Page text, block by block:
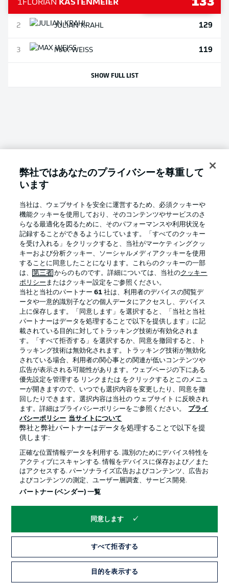
1FLORIAN KASTENMEIER
2 JULIANKRAHL 129
3 MAXWEISS 119
SHOW FULL LIST
弊社ではあなたのプライバシーを尊重して
います
当社は、ウェブサイトを安全に運営するため、必須クッキーや
機能クッキーを使用しており、そのコンテンツやサービスのさ
らなる最適化を図るために、そのパフォーマンスや利用状況を
記録することができるようにしています。「すべてのクッキー
を受け入れる」をクリックすると、当社がマーケティングクッ
キーおよび分析クッキー、ソーシャルメディアクッキーを使用
することに同意したことになります。これらのクッキーの一部
は、第三者 からのものです。詳細については、当社のクッキー
ポリシー またはクッキー設定をご参照ください。
当社と当社のパートナー61 社は、利用者のデバイスの閲覧デ
ータや一意的識別子などの個人データにアクセスし、デバイス
上に保存します。「同意します」を選択すると、「当社と当社
パートナーはデータを処理することで以下を提供します」に記
載されている目的に対してトラッキング技術が有効化されま
す。「すべて拒否する」を選択するか、同意を撤回すると、ト
ラッキング技術は無効化されます。トラッキング技術が無効化
されている場合、利用者の関心事との関連が低いコンテンツや
広告が表示される可能性があります。ウェブページの下にある
優先設定を管理する リンクまたは をクリックするとこのメニュ
ーが開きますので、いつでも選択内容を変更したり、同意を撤
回したりできます。選択内容は当社の ウェブサイト に反映され
ます。詳細はプライバシーポリシーをご参照ください。
プライ
バシーポリシー 当サイトについて
弊社と弊社パートナーはデータを処理することで以下を提
供します:
正確な位置情報データを利用する. 識別のためにデバイス特性を
アクティブにスキャンする. 情報をデバイスに保存および／また
はアクセスする. パーソナライズ広告およびコンテンツ、広告お
よびコンテンツの測定、ユーザー層調査、サービス開発.
パートナー (ベンダー) 一覧
同意します
すべて拒否する
目的を表示する